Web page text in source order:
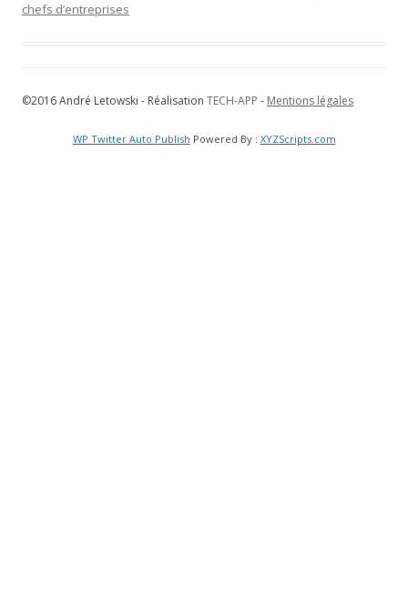
chefs d’entreprises
©2016 André Letowski - Réalisation TECH-APP - Mentions légales
WP Twitter Auto Publish Powered By : XYZScripts.com